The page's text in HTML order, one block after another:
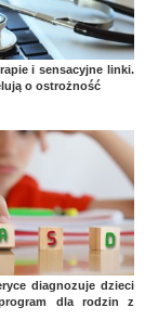
i sensacyjne linki.
o ostrożność
diagnozuje dzieci
dla rodzin z